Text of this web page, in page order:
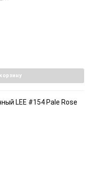
LEE #154 Pale Rose